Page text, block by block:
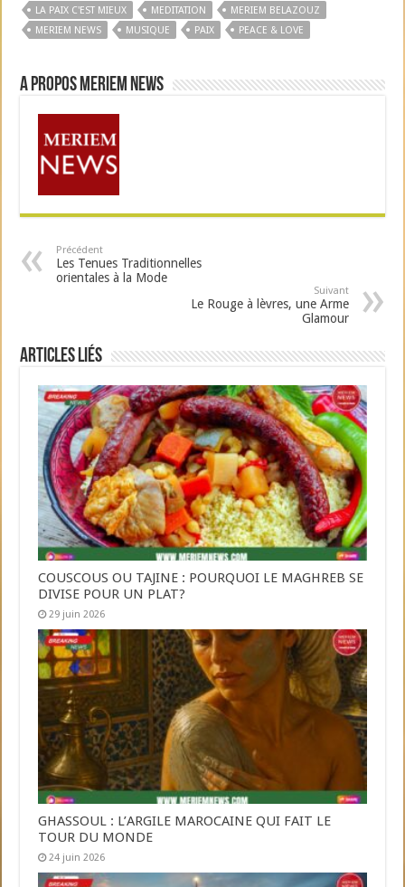
LA PAIX C'EST MIEUX MEDITATION
MERIEM BELAZOUZ
MERIEM NEWS
MUSIQUE PAIX PEACE & LOVE
A propos Meriem News
Précédent
Les Tenues Traditionnelles
orientales à la Mode
Suivant
Le Rouge à lèvres, une Arme
Glamour
Articles liés
COUSCOUS OU TAJINE : POURQUOI LE MAGHREB SE
DIVISE POUR UN PLAT?
29 juin 2026
GHASSOUL : L’ARGILE MAROCAINE QUI FAIT LE
TOUR DU MONDE
24 juin 2026